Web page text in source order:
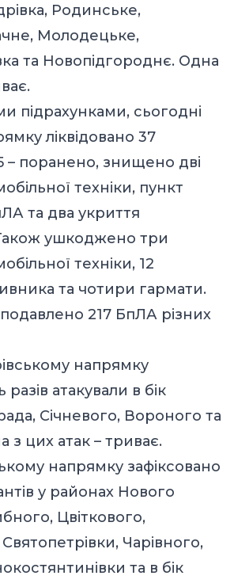
Родинське,
Молодецьке,
та Новопідгороднє. Одна
підрахунками, сьогодні
ліквідовано 37
– поранено, знищено дві
техніки, пункт
та два укриття
ушкоджено три
техніки, 12
та чотири гармати.
217 БпЛА різних
напрямку
разів атакували в бік
Січневого, Вороного та
з цих атак – триває.
напрямку зафіксовано
у районах Нового
Цвіткового,
Чарівного,
та в бік